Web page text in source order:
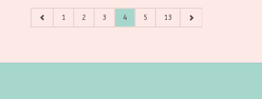
1 2 3 4 5 13